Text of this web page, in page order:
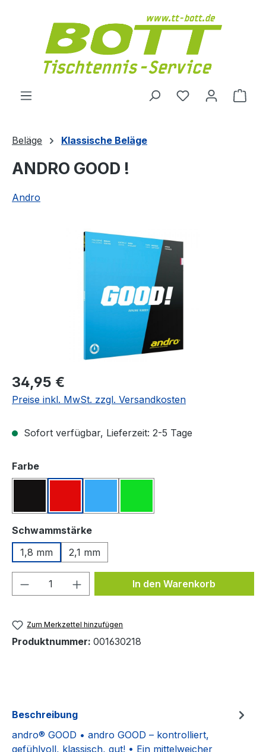
Du hast 0
Beläge Klassische Beläge
ANDRO GOOD !
Andro
Regulärer Preis:
34,95 €
Preise inkl. MwSt. zzgl. Versandkosten
Sofort verfügbar, Lieferzeit: 2-5 Tage
Farbeauswählen
Schwammstärkeauswählen
1,8 mm
2,1 mm
Produkt Anzahl: Gib denIn den Warenkorb
Zum Merkzettel hinzufügen
Produktnummer: 001630218
Beschreibung
andro® GOOD • andro GOOD – kontrolliert,
gefühlvoll, klassisch, gut! • Ein mittelweicher